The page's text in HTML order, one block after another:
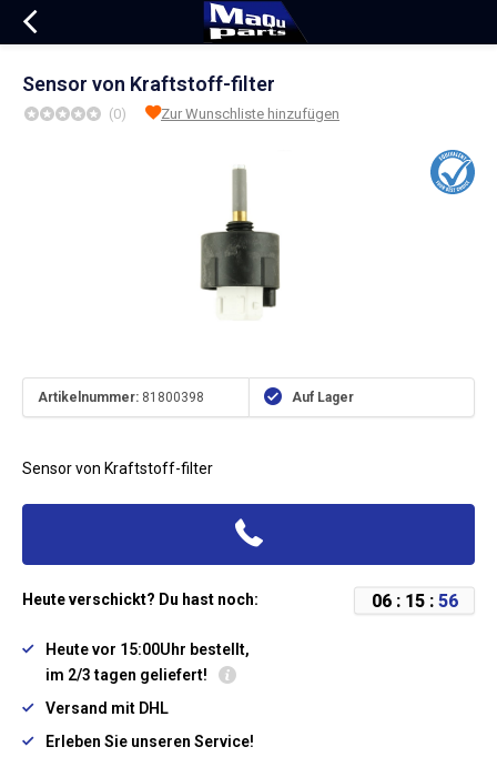
Sensor von Kraftstoff-filter
(0) Zur Wunschliste hinzufügen
Artikelnummer: 81800398 Auf Lager
Sensor von Kraftstoff-filter
Heute verschickt? Du hast noch: 06: 15: 56
Heute vor 15:00Uhr bestellt,
im 2/3 tagen geliefert!
Versand mit DHL
Erleben Sie unseren Service!